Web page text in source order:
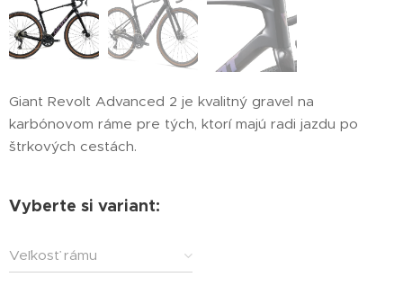
Giant Revolt Advanced 2 je kvalitný gravel na
karbónovom ráme pre tých, ktorí majú radi jazdu po
štrkových cestách.
Vyberte si variant:
Veľkosť rámu